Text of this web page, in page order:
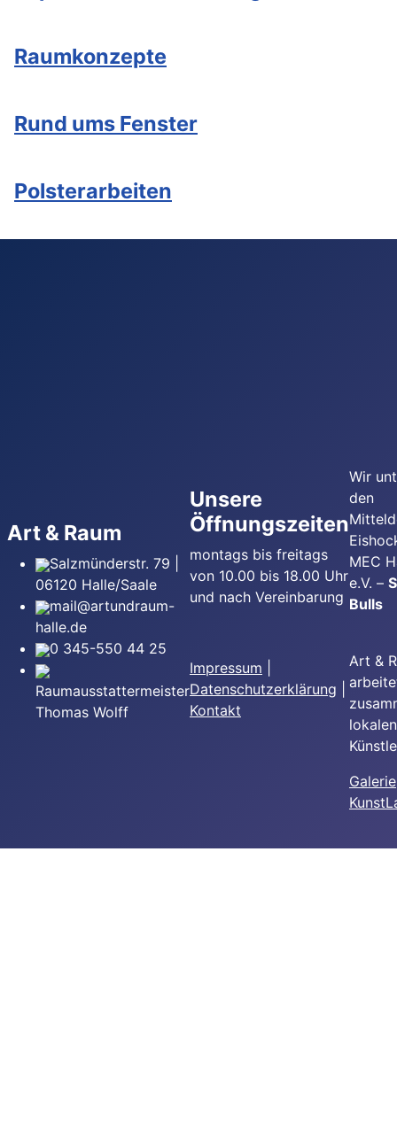
Raumkonzepte
Rund ums Fenster
Polsterarbeiten
Art & Raum
Salzmünderstr. 79 |
06120 Halle/Saale
mail@artundraum-
halle.de
0 345-550 44 25
Raumausstattermeister
Thomas Wolff
Unsere
Öffnungszeiten
montags bis freitags
von 10.00 bis 18.00 Uhr
und nach Vereinbarung
Impressum
Datenschutzerklärung
Kontakt
Wir
den
MEC
e.V. –
Bulls
Art &
lokalen
Galerie
Kunst